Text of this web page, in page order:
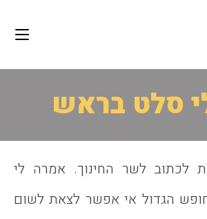
סלט בראש
לכתוב לשר החינוך. אמרה לי
הגדול אי אפשר לצאת לשום